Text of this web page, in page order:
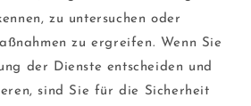
zu untersuchen oder
zu ergreifen. Wenn Sie
der Dienste entscheiden und
sind Sie für die Sicherheit